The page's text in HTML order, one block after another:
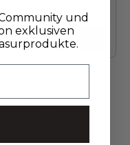
Handgefertigt in Frankreich
und
exklusiven